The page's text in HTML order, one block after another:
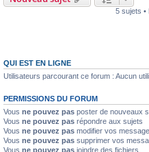
5 sujets •
QUI EST EN LIGNE
Utilisateurs parcourant ce forum : Aucun
PERMISSIONS DU FORUM
Vous ne pouvez pas poster de nouveaux
Vous ne pouvez pas répondre aux sujets
Vous ne pouvez pas modifier vos
Vous ne pouvez pas supprimer vos
Vous ne pouvez pas joindre des fichiers